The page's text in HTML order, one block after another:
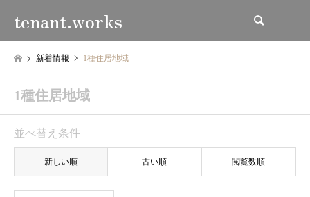
tenant.works
新着情報 1種住居地域
1種住居地域
並べ替え条件
新しい順 古い順 閲覧数順